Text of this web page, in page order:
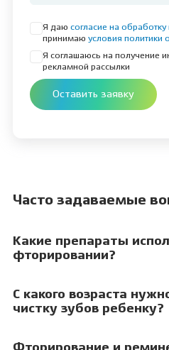
Я даю согласие на
принимаю условия политики
Я соглашаюсь на получение
рекламной рассылки
Оставить заявку
Часто задаваемые
Какие препараты
фторировании?
С какого возраста
чистку зубов ребенку?